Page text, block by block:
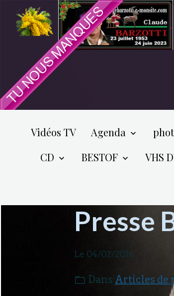
Vidéos TV Agenda
CD
BESTOF VHS
Presse
Le 04/02/2016
Dans Articles de